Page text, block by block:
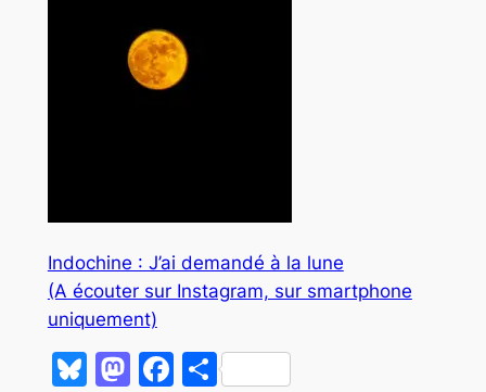
Indochine : J’ai demandé à la lune
(A écouter sur Instagram, sur smartphone
uniquement)
Bluesky
Mastodon
Facebook
Partager